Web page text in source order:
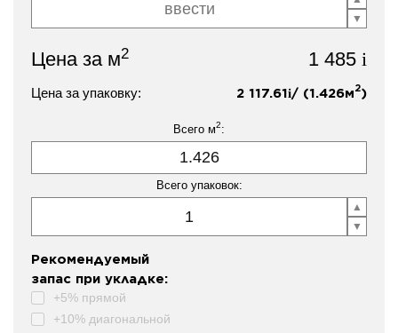
Цена за м2 1 485 i
Цена за упаковку: 2 117.61i/ (1.426м2)
Всего м2:
Всего упаковок:
Рекомендуемый
запас при укладке:
+5% прямой
+10% диагональной